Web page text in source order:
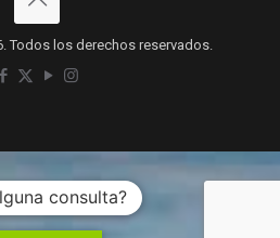
Todos los derechos reservados.
consulta?